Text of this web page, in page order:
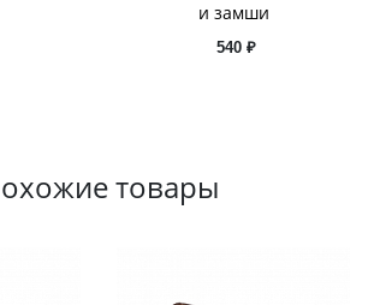
и замши
540 ₽
товары